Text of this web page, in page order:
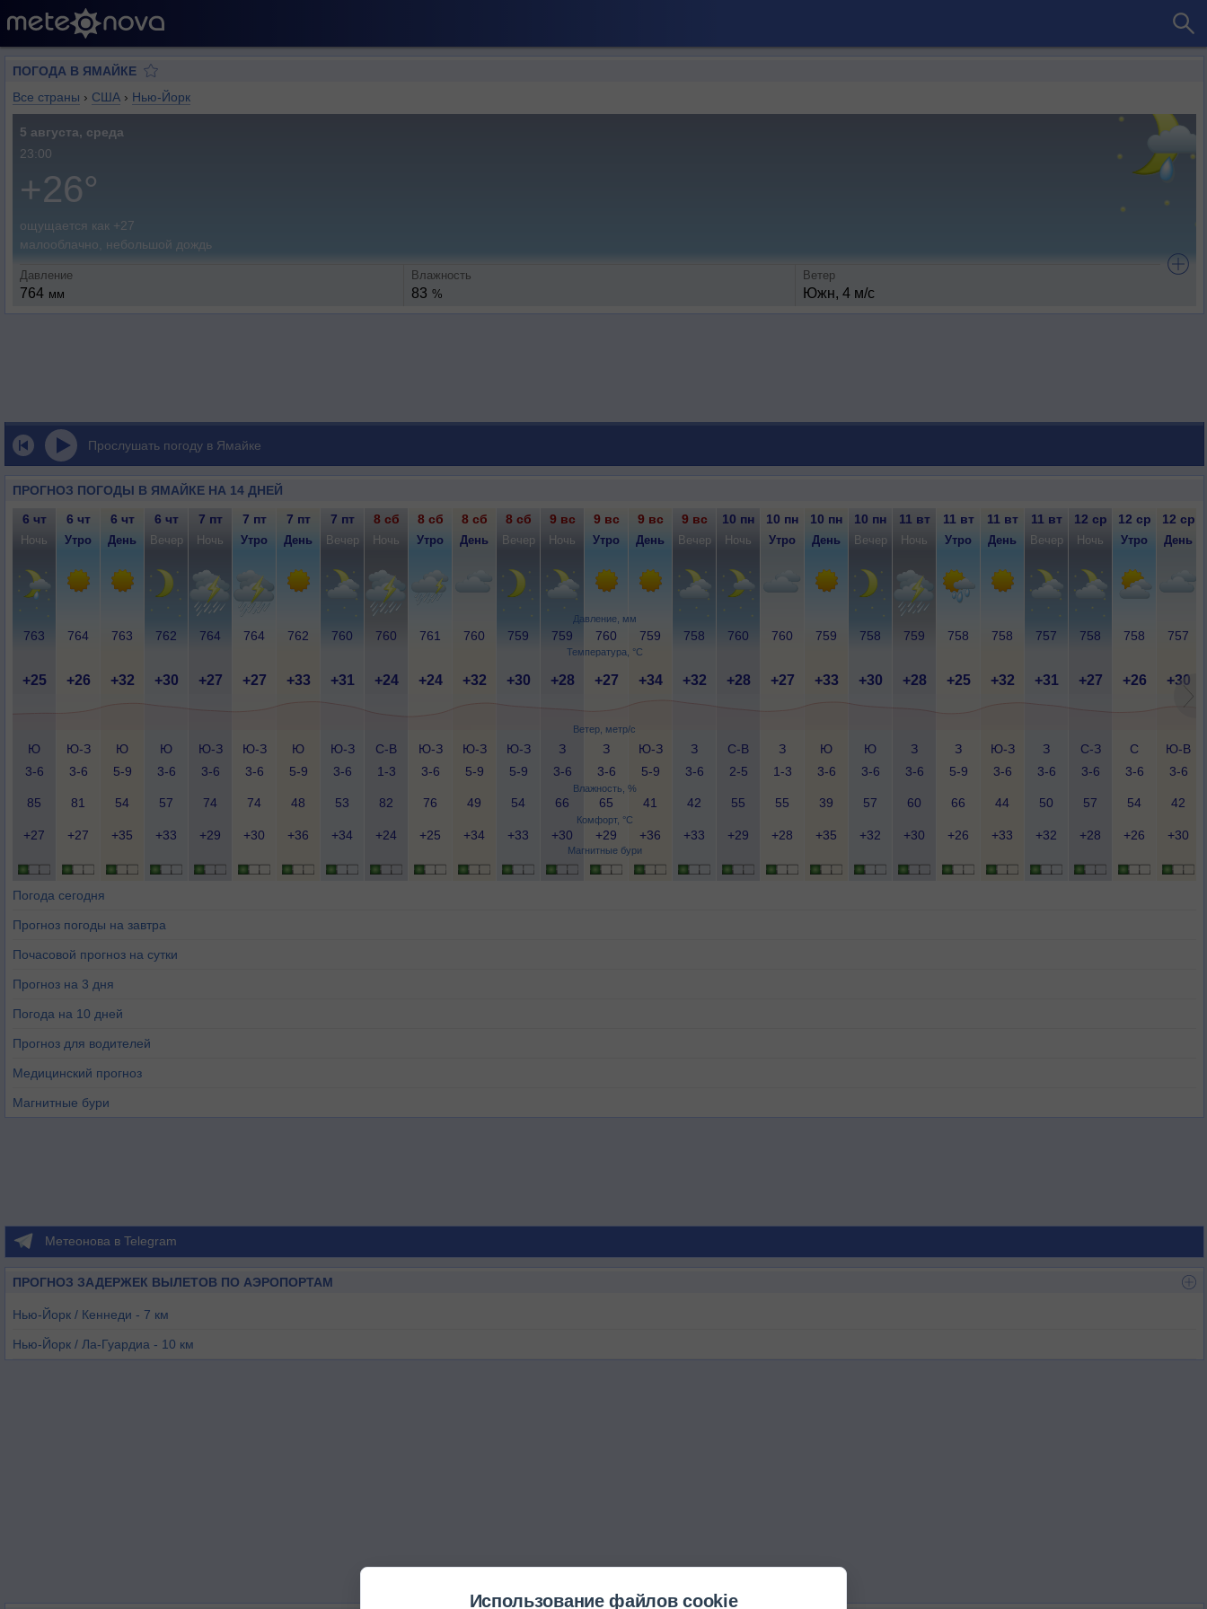
ПОГОДА В ЯМАЙКЕ
Все страны › США › Нью-Йорк
5 августа, среда
23:00
+26°
ощущается как +27
малооблачно, небольшой дождь
Давление
764 мм
Влажность
83 %
Ветер
Южн, 4 м/с
Прослушать погоду в Ямайке
ПРОГНОЗ ПОГОДЫ В ЯМАЙКЕ НА 14 ДНЕЙ
Давление, мм
Температура, °C
Ветер, метр/с
Влажность, %
Комфорт, °C
Магнитные бури
6 чт 6 чт 6 чт 6 чт 7 пт 7 пт 7 пт 7 пт 8 сб 8 сб 8 сб 8 сб 9 вс 9 вс 9 вс 9 вс 10 пн 10 пн 10 пн 10 пн 11 вт 11 вт 11 вт 11 вт 12 ср 12 ср 12 ср
Ночь Утро День Вечер Ночь Утро День Вечер Ночь Утро День Вечер Ночь Утро День Вечер Ночь Утро День Вечер Ночь Утро День Вечер Ночь Утро День
763 764 763 762 764 764 762 760 760 761 760 759 759 760 759 758 760 760 759 758 759 758 758 757 758 758 757
+25 +26 +32 +30 +27 +27 +33 +31 +24 +24 +32 +30 +28 +27 +34 +32 +28 +27 +33 +30 +28 +25 +32 +31 +27 +26 +30
Ю
3-6
Ю-З
3-6
Ю
5-9
Ю
3-6
Ю-З
3-6
Ю-З
3-6
Ю
5-9
Ю-З
3-6
С-В
1-3
Ю-З
3-6
Ю-З
5-9
Ю-З
5-9
З
3-6
З
3-6
Ю-З
5-9
З
3-6
С-В
2-5
З
1-3
Ю
3-6
Ю
3-6
З
3-6
З
5-9
Ю-З
3-6
З
3-6
С-З
3-6
С
3-6
Ю-В
3-6
85 81 54 57 74 74 48 53 82 76 49 54 66 65 41 42 55 55 39 57 60 66 44 50 57 54 42
+27 +27 +35 +33 +29 +30 +36 +34 +24 +25 +34 +33 +30 +29 +36 +33 +29 +28 +35 +32 +30 +26 +33 +32 +28 +26 +30
Погода сегодня
Прогноз погоды на завтра
Почасовой прогноз на сутки
Прогноз на 3 дня
Погода на 10 дней
Прогноз для водителей
Медицинский прогноз
Магнитные бури
Метеонова в Telegram
ПРОГНОЗ ЗАДЕРЖЕК ВЫЛЕТОВ ПО АЭРОПОРТАМ
Нью-Йорк / Кеннеди - 7 км
Нью-Йорк / Ла-Гуардиа - 10 км
Использование файлов cookie